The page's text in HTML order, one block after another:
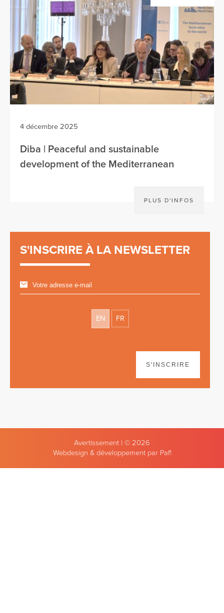
4 décembre 2025
Diba | Peaceful and sustainable
development of the Mediterranean
PLUS D'INFOS
S'INSCRIRE À LA NEWSLETTER
EN FR
S'INSCRIRE
Avertissement | © 2026
Webdesign & développement par Paf!